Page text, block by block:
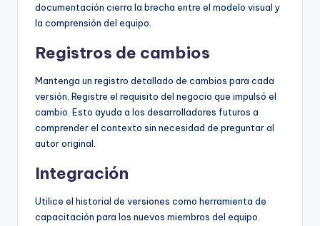
documentación cierra la brecha entre el modelo visual y
la comprensión del equipo.
Registros de cambios
Mantenga un registro detallado de cambios para cada
versión. Registre el requisito del negocio que impulsó el
cambio. Esto ayuda a los desarrolladores futuros a
comprender el contexto sin necesidad de preguntar al
autor original.
Integración
Utilice el historial de versiones como herramienta de
capacitación para los nuevos miembros del equipo.